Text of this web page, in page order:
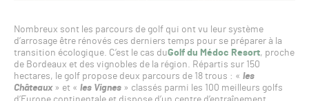
Nombreux sont les parcours de golf qui ont vu leur système
d’arrosage être rénovés ces derniers temps pour se préparer à la
transition écologique. C’est le cas duGolf du Médoc Resort, proche
de Bordeaux et des vignobles de la région. Répartis sur 150
hectares, le golf propose deux parcours de 18 trous : « les
Châteaux» et « les Vignes» classés parmi les 100 meilleurs golfs